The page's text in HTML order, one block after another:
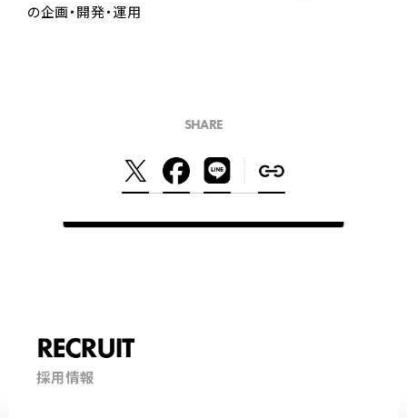
の企画・開発・運用
SHARE
RECRUIT
採用情報